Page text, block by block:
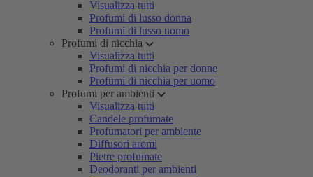
Visualizza tutti
Profumi di lusso donna
Profumi di lusso uomo
Profumi di nicchia
Visualizza tutti
Profumi di nicchia per donne
Profumi di nicchia per uomo
Profumi per ambienti
Visualizza tutti
Candele profumate
Profumatori per ambiente
Diffusori aromi
Pietre profumate
Deodoranti per ambienti